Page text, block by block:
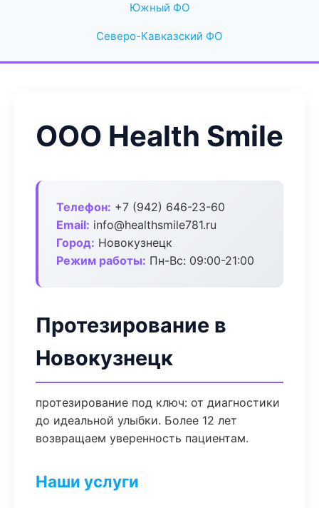
Южный ФО
Северо-Кавказский ФО
ООО Health Smile
Телефон: +7 (942) 646-23-60
Email: info@healthsmile781.ru
Город: Новокузнецк
Режим работы: Пн-Вс: 09:00-21:00
Протезирование в
Новокузнецк
протезирование под ключ: от диагностики
до идеальной улыбки. Более 12 лет
возвращаем уверенность пациентам.
Наши услуги